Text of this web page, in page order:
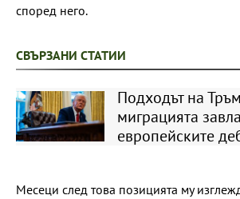
според него.
СВЪРЗАНИ СТАТИИ
Подходът на
миграцията
европейските
Месеци след това позицията му